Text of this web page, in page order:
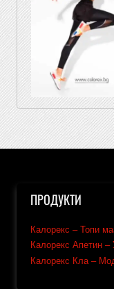
ПРОДУКТИ
Калорекс – Топи
Калорекс Апетин –
Калорекс Кла –